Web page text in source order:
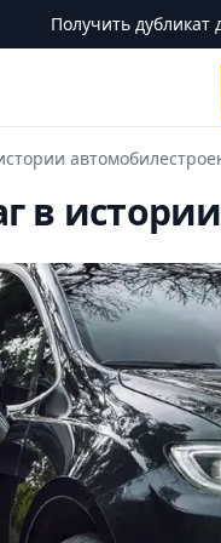
Получить дубликат
в